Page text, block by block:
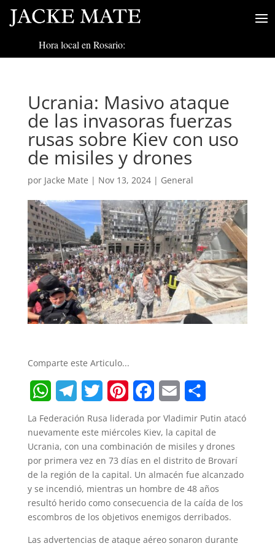
Hora local en Rosario:
Ucrania: Masivo ataque
de las invasoras fuerzas
rusas sobre Kiev con uso
de misiles y drones
por Jacke Mate | Nov 13, 2024| General
Comparte este Articulo...
h
a
t
s
A
p
e
l
e
g
r
a
w
i
t
t
e
r
P
i
n
t
e
r
e
F
a
c
e
b
o
o
m
a
i
l
h
a
r
e
La Federación Rusa liderada por Vladimir Putin atacó
nuevamente este miércoles Kiev, la capital de
Ucrania, con una combinación de misiles y drones
por primera vez en 73 días en el distrito de Brovarí
de la región de la capital. Un almacén fue alcanzado
y se incendió, mientras un hombre de 48 años
resultó herido como consecuencia de la caída de los
escombros de los objetivos enemigos derribados.
Las advertencias de ataque aéreo sonaron durante